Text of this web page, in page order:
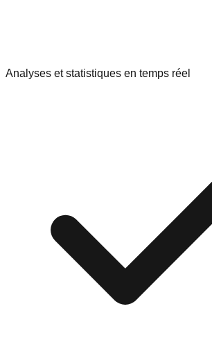
Analyses et statistiques en temps réel